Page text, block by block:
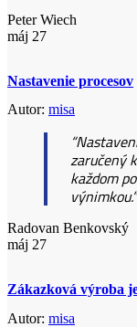
Peter Wiech
máj 27
Nastavenie procesov
Autor: misa
zaručený
každom
výnimkou.”
Radovan Benkovský
máj 27
Zákazková výroba
Autor: misa